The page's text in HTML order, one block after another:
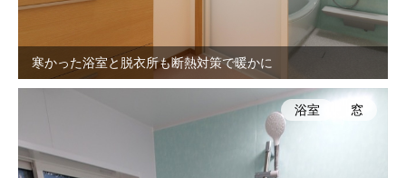
寒かった浴室と脱衣所も断熱対策で暖かに
浴室 窓